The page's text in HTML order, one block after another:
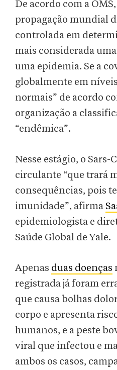
De acordo com a
propagação mundial
controlada em
mais considerada
uma epidemia. Se a
globalmente em
normais” de acordo
organização a
“endêmica”.
Nesse estágio, o Sars-
circulante “que trará
consequências, pois
imunidade”, afirma
epidemiologista e
Saúde Global de Yale.
Apenas duas doenças
registrada já foram
que causa bolhas
corpo e apresenta
humanos, e a peste
viral que infectou e
ambos os casos,